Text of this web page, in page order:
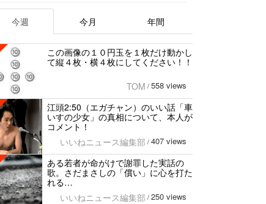
今週 今月 年間
この画像の１０円玉を１枚だけ動かし
て縦４枚・横４枚にしてください！！
TOM / 558 views
江頭2:50（エガチャン）のいい話「車
いすの少女」の真相について、本人が
コメント！
いいねニュース編集部 / 407 views
ある若者が命がけで謝罪した実話の
歌。さだまさしの「償い」に心を打た
れる…
いいねニュース編集部 / 250 views